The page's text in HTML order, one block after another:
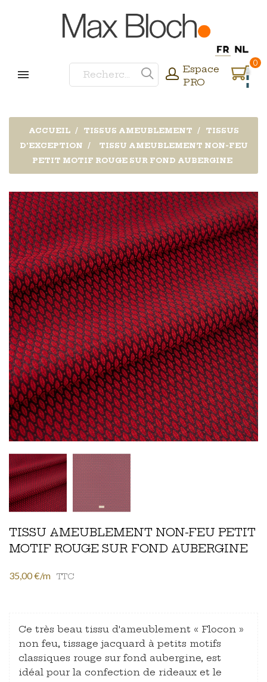
Espace
PRO
0
ACCUEIL TISSUS AMEUBLEMENT
TISSUS
D'EXCEPTION
TISSU AMEUBLEMENT NON-FEU
PETIT MOTIF ROUGE SUR FOND AUBERGINE
TISSU AMEUBLEMENT NON-FEU PETIT
MOTIF ROUGE SUR FOND AUBERGINE
35,00 €/m TTC
Ce très beau tissu d'ameublement « Flocon »
non feu, tissage jacquard à petits motifs
classiques rouge sur fond aubergine, est
idéal pour la confection de rideaux et le